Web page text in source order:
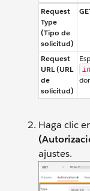
Request
Type
(Tipo de
solicitud)
Request
URL (URL
de
solicitud)
Haga clic
ajustes.